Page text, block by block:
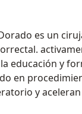
es un
educación y
en
y
médicos,